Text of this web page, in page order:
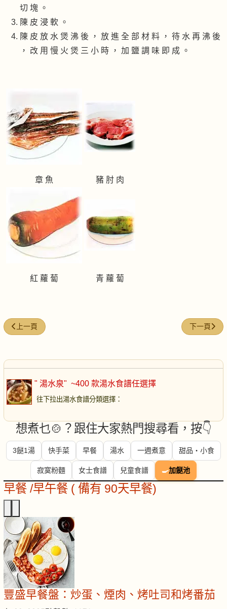
切 塊 。
陳 皮 浸 軟 。
陳 皮 放 水 煲 沸 後 ， 放 進 全 部 材 料 ， 待 水 再 沸 後
， 改 用 慢 火 煲 三 小 時 ， 加 鹽 調 味 即 成 。
章 魚 豬 肘 肉
紅 蘿 蔔 青 蘿 蔔
上一篇文章: 粉葛鯪魚赤小豆湯
上一頁 下一篇文章
下一頁
" 湯水泉" ~400 款湯水食譜任選擇
往下拉出湯水食譜分類選擇 ：
想煮乜🍲？跟住大家熱門搜尋看，按👇
3餸1湯 快手菜 早餐 湯水 一週煮意 甜品・小食
寂寞粉麵 女士食譜 兒童食譜 🍳加餸池
早餐 /早午餐 ( 備有 90天早餐)
豐盛早餐盤：炒蛋、煙肉、烤吐司和烤番茄